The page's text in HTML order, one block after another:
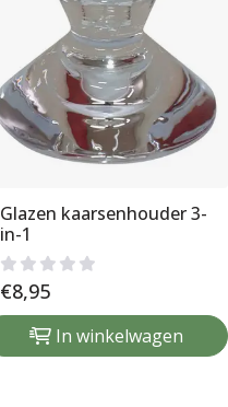
Glazen kaarsenhouder 3-
in-1
€8,95
In winkelwagen